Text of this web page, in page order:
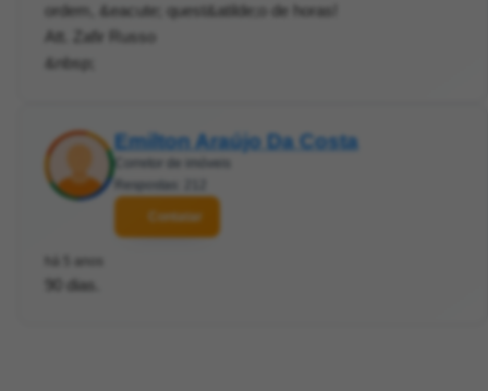
ordem, &eacute; quest&atilde;o de horas!
Att. Zafir Russo
&nbsp;
Emilton Araújo Da Costa
Contatar
90 dias.